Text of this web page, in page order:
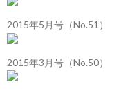
2015年5月号（No.51）
2015年3月号（No.50）